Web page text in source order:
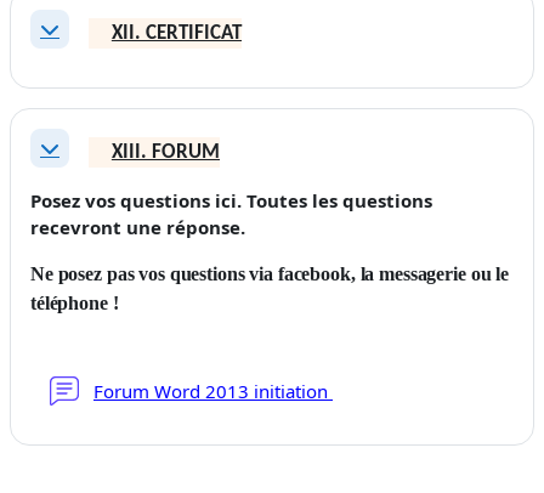
Replier XII. CERTIFICAT
Replier XIII. FORUM
Posez vos questions ici. Toutes les questions
recevront une réponse.
Ne posez pas vos questions via facebook, la messagerie ou le
téléphone !
Forum Word 2013 initiation